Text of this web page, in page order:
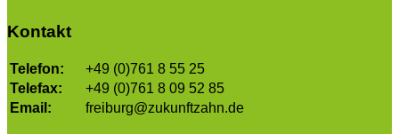
Kontakt
Telefon:
+49 (0)761 8 55 25
Telefax:
+49 (0)761 8 09 52 85
Email:
freiburg@zukunftzahn.de